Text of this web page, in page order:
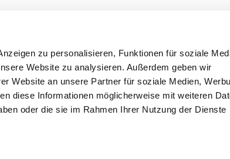
zu personalisieren, Funktionen für soziale
Website zu analysieren. Außerdem geben wir
Website an unsere Partner für soziale Medien,
diese Informationen möglicherweise mit weiteren
oder die sie im Rahmen Ihrer Nutzung der Dienste